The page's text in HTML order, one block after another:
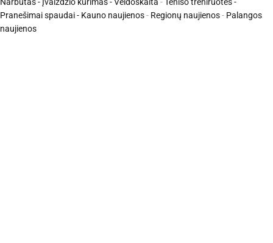
Pranešimai spaudai - Kauno naujienos- Regionų naujienos- Palangos
naujienos